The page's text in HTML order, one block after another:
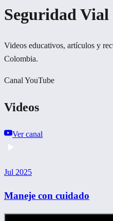
Seguridad Vial
Videos educativos, artículos y
Colombia.
Canal YouTube
Videos
Ver canal
Jul 2025
Maneje con cuidado